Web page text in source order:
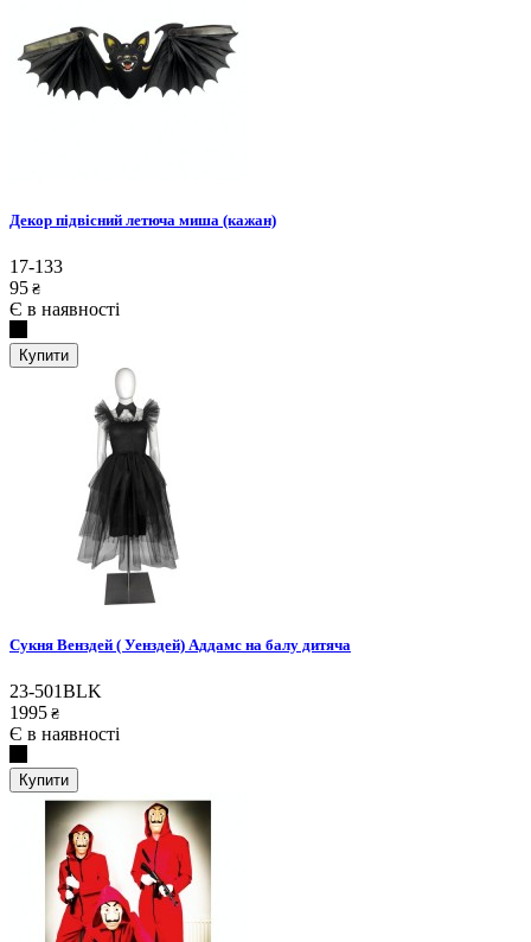
Декор підвісний летюча миша (кажан)
17-133
95 ₴
Є в наявності
Купити
Сукня Венздей ( Уенздей) Аддамс на балу дитяча
23-501BLK
1995 ₴
Є в наявності
Купити